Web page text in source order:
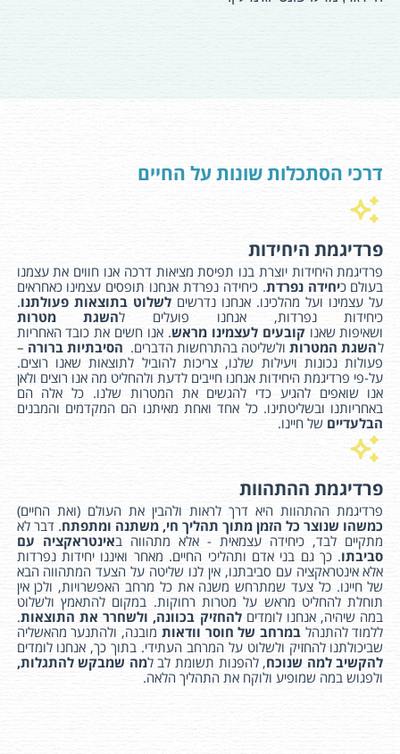
דרכי הסתכלות שונות על החיים
פרדיגמת היחידות
פרדיגמת היחידות יוצרת בנו תפיסת מציאות דרכה אנו חווים את עצמנו
בעולם כיחידה נפרדת. כיחידה נפרדת אנחנו תופסים עצמינו כאחראים
על עצמינו ועל מהלכינו. אנחנו נדרשיםלשלוט בתוצאות פעולתנו.
כיחידות נפרדות, אנחנו פועלים להשגת מטרות
ושאיפות שאנוקובעים לעצמינו מראש. אנו חשים את כובד האחריות
להשגת המטרותולשליטה בהתרחשות הדברים. הסיבתיות ברורה –
פעולות נכונות ויעילות שלנו, צריכות להוביל לתוצאות שאנו רוצים.
על-פי פרדיגמת היחידות אנחנו חייבים לדעת ולהחליט מה אנו רוצים ולאן
אנו שואפים להגיע כדי להגשים את המטרות שלנו. כל אלה הם
באחריותנו ובשליטתינו. כל אחד ואחת מאיתנו הם המקדמים והמבנים
הבלעדיים של חיינו.
פרדיגמת ההתהוות
פרדיגמת ההתהוות היא דרך לראות ולהבין את העולם (ואת החיים)
כמשהו שנוצר כל הזמן מתוך תהליך חי, משתנה ומתפתח. דבר לא
מתקיים לבד, כיחידה עצמאית - אלא מתהווה באינטראקציה עם
סביבתו. כך גם בני אדם ותהליכי החיים. מאחר ואיננו יחידות נפרדות
אלא אינטראקציה עם סביבתנו, אין לנו שליטה על הצעד המתהווה הבא
של חיינו. כל צעד שמתרחש משנה את כל מרחב האפשרויות, ולכן אין
תוחלת להחליט מראש על מטרות רחוקות. במקום להתאמץ ולשלוט
במה שיהיה, אנחנו לומדיםלהחזיק בכוונה, ולשחרר את התוצאות.
ללמוד להתנהל במרחב של חוסר וודאות מובנה, ולהתנער מהאשליה
שביכולתנו להחזיק ולשלוט על המרחב העתידי. בתוך כך, אנחנו לומדים
להקשיב למה שנוכח, להפנות תשומת לב למה שמבקש להתגלות,
ולפגוש במה שמופיע ולוקח את התהליך הלאה.